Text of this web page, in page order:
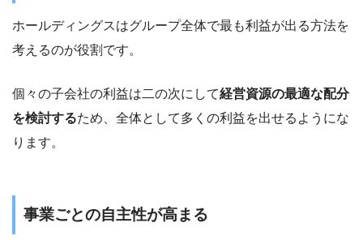
ホールディングスはグループ全体で最も利益が出る方法を
考えるのが役割です。
個々の子会社の利益は二の次にして経営資源の最適な配分
を検討するため、全体として多くの利益を出せるようにな
ります。
事業ごとの自主性が高まる